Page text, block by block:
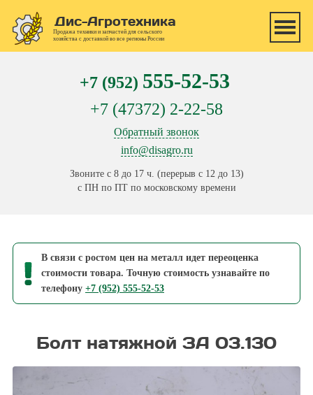
Дис-Агротехника
Продажа техники и запчастей для сельского
хозяйства с доставкой во все регионы России
+7 (952) 555-52-53
+7 (47372) 2-22-58
Обратный звонок
info@disagro.ru
Звоните с 8 до 17 ч. (перерыв с 12 до 13)
с ПН по ПТ по московскому времени
В связи с ростом цен на металл идет переоценка
стоимости товара. Точную стоимость узнавайте по
телефону +7 (952) 555-52-53
Болт натяжной ЗА 03.130